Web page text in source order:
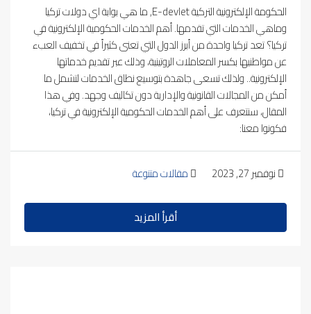
الحكومة الإلكترونية التركية E-devlet, ما هي بوابة اي دولات تركيا
وماهي الخدمات التي تقدمها. أهم الخدمات الحكومية الإلكترونية في
تركيا؟ تعد تركيا واحدة من أبرز الدول التي تعنى كثيراً في تخفيف العبء
عن مواطنيها بكسر المعاملات الروتينية، وذلك عبر تقديم خدماتها
الإلكترونية.. ولذلك تسعى جاهدة بتوسيع نطاق الخدمات لتشمل ما
أمكن من المجالات القانونية والإدارية دون تكاليف وجهد. وفي هذا
المقال، سنتعرف على أهم الخدمات الحكومية الإلكترونية في تركيا،
فكونوا معنا:
نوفمبر 27, 2023 مقالات متنوعة
أقرأ المزيد